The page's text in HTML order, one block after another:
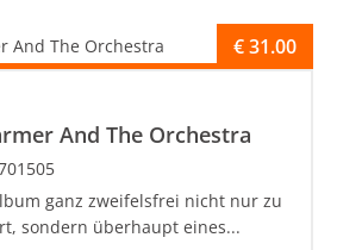
And The Orchestra
€31.00
ganz zweifelsfrei nicht nur zu
sondern überhaupt eines...